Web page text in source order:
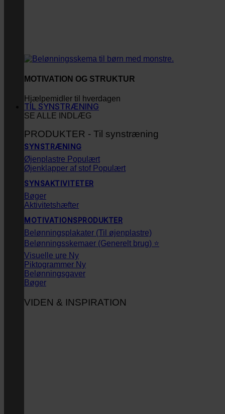
MOTIVATION OG STRUKTUR
Hjælpemidler til hverdagen
SE ALLE INDLÆG
TIL SYNSTRÆNING
PRODUKTER - Til synstræning
SYNSTRÆNING
Øjenplastre
Øjenklapper af stof
SYNSAKTIVITETER
Bøger
Aktivitetshæfter
MOTIVATIONSPRODUKTER
Belønningsplakater (Til øjenplastre)
Belønningsskemaer (Generelt brug) ⭐
Visuelle ure
Piktogrammer
Belønningsgaver
Bøger
VIDEN & INSPIRATION